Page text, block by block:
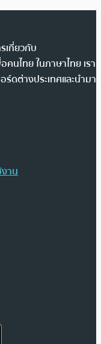
เกี่ยวกับ
คนไทย ในภาษาไทย เรา
ดต่างประเทศและนำมา
าน